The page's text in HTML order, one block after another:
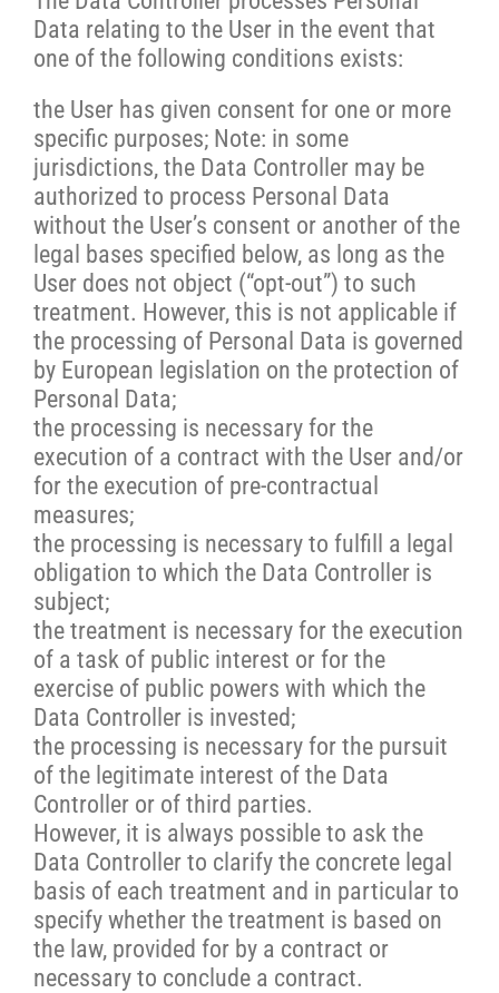
Data relating to the User in the event that
one of the following conditions exists:
the User has given consent for one or more
specific purposes; Note: in some
jurisdictions, the Data Controller may be
authorized to process Personal Data
without the User’s consent or another of the
legal bases specified below, as long as the
User does not object (“opt-out”) to such
treatment. However, this is not applicable if
the processing of Personal Data is governed
by European legislation on the protection of
Personal Data;
the processing is necessary for the
execution of a contract with the User and/or
for the execution of pre-contractual
measures;
the processing is necessary to fulfill a legal
obligation to which the Data Controller is
subject;
the treatment is necessary for the execution
of a task of public interest or for the
exercise of public powers with which the
Data Controller is invested;
the processing is necessary for the pursuit
of the legitimate interest of the Data
Controller or of third parties.
However, it is always possible to ask the
Data Controller to clarify the concrete legal
basis of each treatment and in particular to
specify whether the treatment is based on
the law, provided for by a contract or
necessary to conclude a contract.